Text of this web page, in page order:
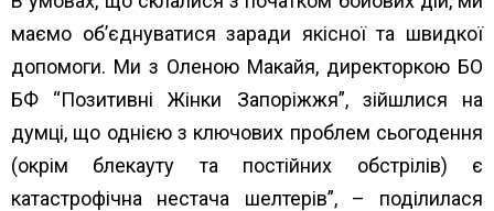
маємо об’єднуватися заради якісної та швидкої
допомоги. Ми з Оленою Макайя, директоркою БО
БФ “Позитивні Жінки Запоріжжя”, зійшлися на
думці, що однією з ключових проблем сьогодення
(окрім блекауту та постійних обстрілів) є
катастрофічна нестача шелтерів”, – поділилася